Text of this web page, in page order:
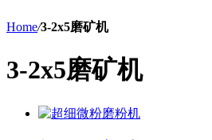
Home/3-2x5磨矿机
3-2x5磨矿机